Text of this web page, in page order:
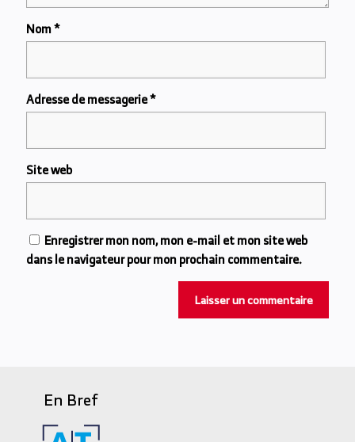
Nom*
Adresse de messagerie*
Site web
Enregistrer mon nom, mon e-mail et mon site web
dans le navigateur pour mon prochain commentaire.
En Bref